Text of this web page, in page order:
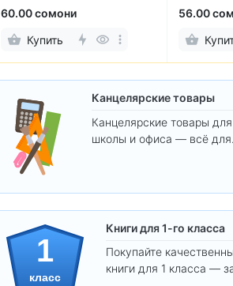
60.00 сомони
Купить
56.00
Канцелярские товары
Канцелярские товары для
школы и офиса — всё для
1
класс
Книги для 1-го класса
Покупайте
книги для 1 класса —